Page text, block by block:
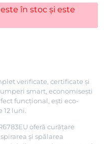
în stoc și este
verificate, certificate și
smart, economisești
funcțional, ești eco-
luni.
oferă curățare
și spălarea